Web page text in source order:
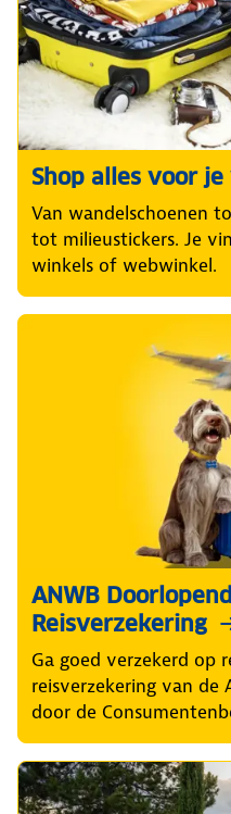
Shop alles voor
Van wandelschoenen
tot milieustickers. Je
winkels of webwinkel.
ANWB
Reisverzekering
Ga goed verzekerd op
reisverzekering van de
door de